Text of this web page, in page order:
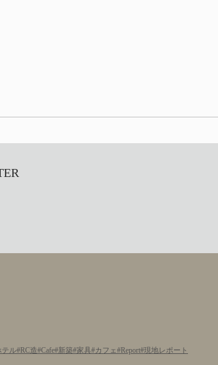
テル RC造 Cafe 新築 家具 カフェ Report 現地レポート